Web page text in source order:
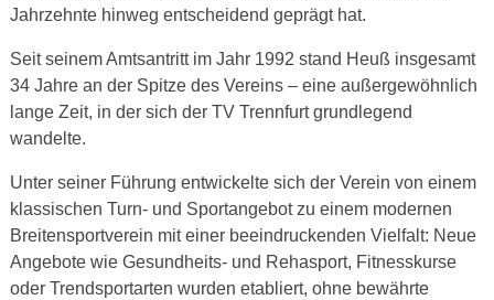
Jahrzehnte hinweg entscheidend geprägt hat.
Seit seinem Amtsantritt im Jahr 1992 stand Heuß insgesamt
34 Jahre an der Spitze des Vereins – eine außergewöhnlich
lange Zeit, in der sich der TV Trennfurt grundlegend
wandelte.
Unter seiner Führung entwickelte sich der Verein von einem
klassischen Turn- und Sportangebot zu einem modernen
Breitensportverein mit einer beeindruckenden Vielfalt: Neue
Angebote wie Gesundheits- und Rehasport, Fitnesskurse
oder Trendsportarten wurden etabliert, ohne bewährte